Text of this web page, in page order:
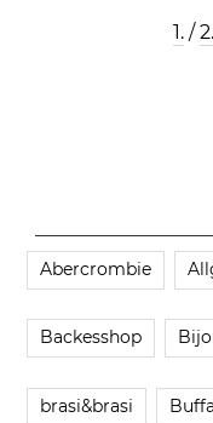
1. /2.
Abercrombie
Backesshop
brasi&brasi